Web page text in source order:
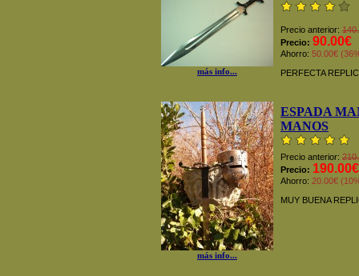
más info...
Precio anterior:
Precio: 90.00€
Ahorro: 50.00€
PERFECTA
más info...
ESPADA
MANOS
Precio anterior:
Precio: 190.00€
Ahorro: 20.00€
MUY BUENA